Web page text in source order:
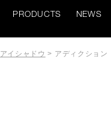
PRODUCTS NEWS
アイシャドウ > アディクショ